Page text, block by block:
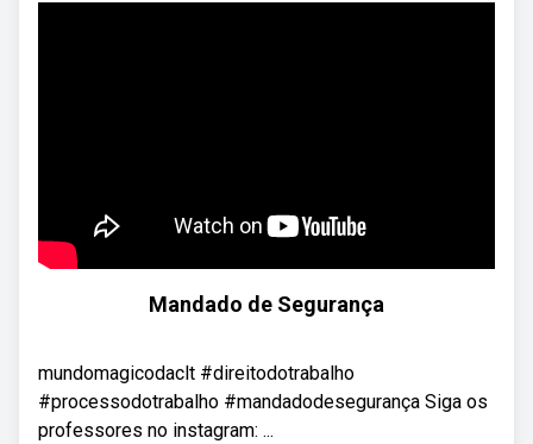
Mandado de Segurança
mundomagicodaclt #direitodotrabalho
#processodotrabalho #mandadodesegurança Siga os
professores no instagram: ...